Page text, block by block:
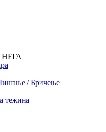
/ Бричење
тежина